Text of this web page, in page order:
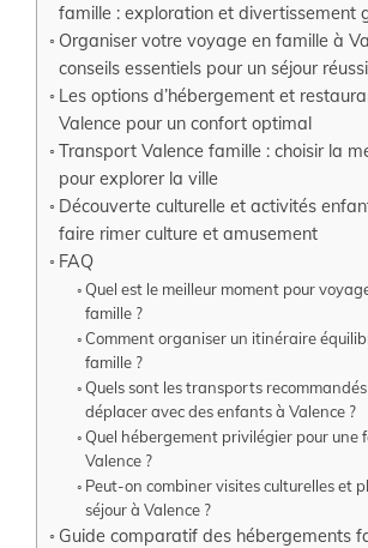
famille : exploration et divertissement
Organiser votre voyage en famille à
conseils essentiels pour un séjour réussi
Les options d’hébergement et
Valence pour un confort optimal
Transport Valence famille : choisir la
pour explorer la ville
Découverte culturelle et activités
faire rimer culture et amusement
FAQ
Quel est le meilleur moment pour
famille ?
Comment organiser un itinéraire
famille ?
Quels sont les transports
déplacer avec des enfants à Valence ?
Quel hébergement privilégier pour une
Valence ?
Peut-on combiner visites culturelles et
séjour à Valence ?
Guide comparatif des hébergements